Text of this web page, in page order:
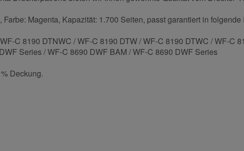
Magenta, Kapazität: 1.700 Seiten, passt garantiert in folgende
C 8190 DTNWC / WF-C 8190 DTW / WF-C 8190 DTWC / WF-C
Series / WF-C 8690 DWF BAM / WF-C 8690 DWF Series
Deckung.